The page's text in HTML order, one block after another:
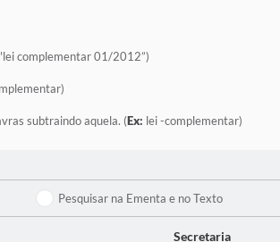
"lei complementar 01/2012”)
subtraindo aquela. (Ex: lei -complementar)
Pesquisar na Ementa e no Texto
Secretaria